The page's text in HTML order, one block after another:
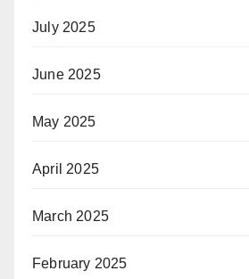
July 2025
June 2025
May 2025
April 2025
March 2025
February 2025